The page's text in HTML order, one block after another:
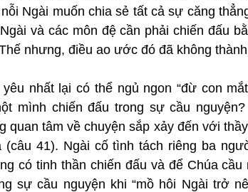
Ngài muốn chia sẻ tất cả sự căng
và các môn đệ cần phải chiến đấu
nhưng, điều ao ước đó đã không
nhất lại có thể ngủ ngon “đừ con
mình chiến đấu trong sự cầu
quan tâm về chuyện sắp xảy đến với
41). Ngài cố tình tách riêng ba
có tinh thần chiến đấu và để Chúa
sự cầu nguyện khi “mồ hôi Ngài trở